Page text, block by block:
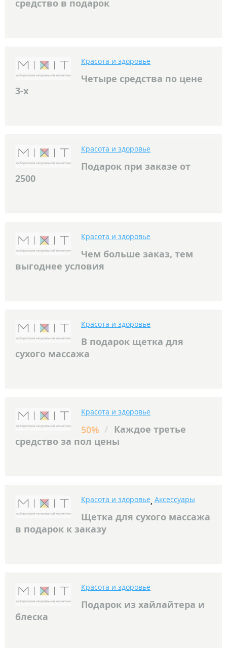
средство в подарок
Красота и здоровье
Четыре средства по цене
3-х
Красота и здоровье
Подарок при заказе от
2500
Красота и здоровье
Чем больше заказ, тем
выгоднее условия
Красота и здоровье
В подарок щетка для
сухого массажа
Красота и здоровье
50% / Каждое третье
средство за пол цены
Красота и здоровье, Аксессуары
Щетка для сухого массажа
в подарок к заказу
Красота и здоровье
Подарок из хайлайтера и
блеска